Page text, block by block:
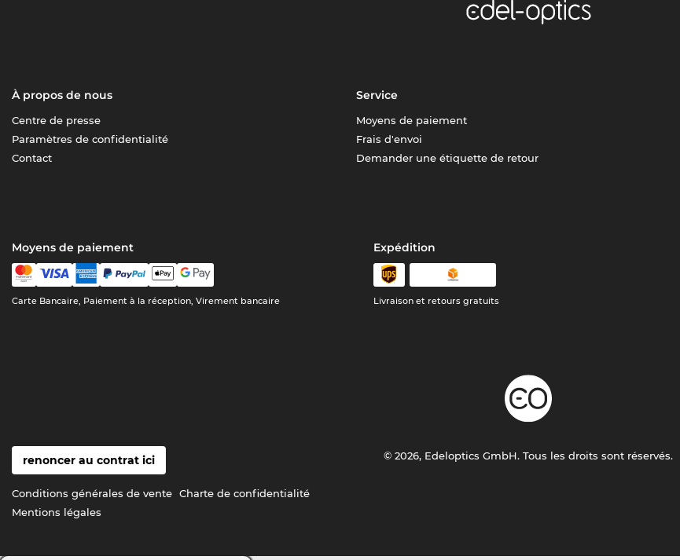
À propos de nous
Centre de presse
Paramètres de confidentialité
Contact
Service
Moyens de paiement
Frais d'envoi
Demander une étiquette de retour
Moyens de paiement
Carte Bancaire, Paiement à la réception, Virement bancaire
Expédition
Livraison et retours gratuits
renoncer au contrat ici
Conditions générales de vente Charte de confidentialité
Mentions légales
© 2026, Edeloptics GmbH. Tous les droits sont réservés.